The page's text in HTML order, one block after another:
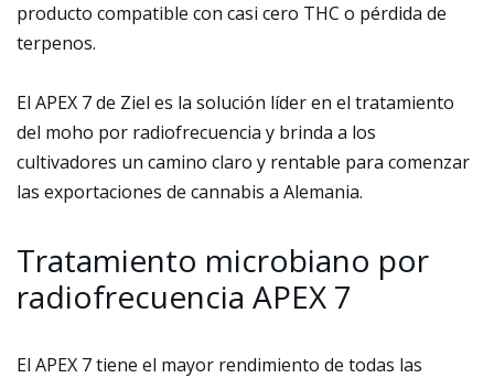
producto compatible con casi cero THC o pérdida de
terpenos.
El APEX 7 de Ziel es la solución líder en el tratamiento
del moho por radiofrecuencia y brinda a los
cultivadores un camino claro y rentable para comenzar
las exportaciones de cannabis a Alemania.
Tratamiento microbiano por
radiofrecuencia APEX 7
El APEX 7 tiene el mayor rendimiento de todas las